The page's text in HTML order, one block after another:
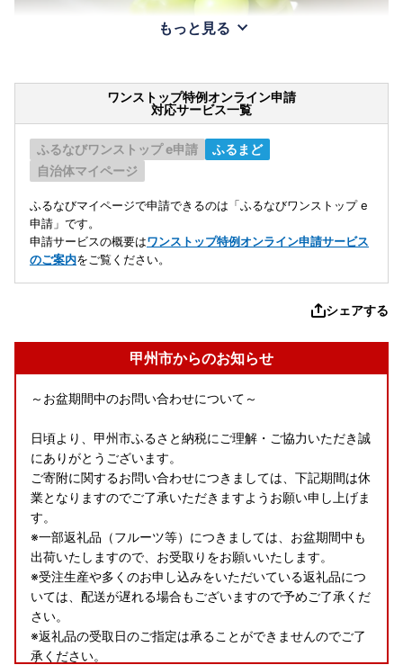
もっと見る
ワンストップ特例オンライン申請
対応サービス一覧
ふるなびワンストップ e申請
ふるまど
自治体マイページ
ふるなびマイページで申請できるのは「ふるなびワンストップ e
申請」です。
申請サービスの概要はワンストップ特例オンライン申請サービス
のご案内をご覧ください。
シェアする
甲州市からのお知らせ
～お盆期間中のお問い合わせについて～
日頃より、甲州市ふるさと納税にご理解・ご協力いただき誠
にありがとうございます。
ご寄附に関するお問い合わせにつきましては、下記期間は休
業となりますのでご了承いただきますようお願い申し上げま
す。
※一部返礼品（フルーツ等）につきましては、お盆期間中も
出荷いたしますので、お受取りをお願いいたします。
※受注生産や多くのお申し込みをいただいている返礼品につ
いては、配送が遅れる場合もございますので予めご了承くだ
さい。
※返礼品の受取日のご指定は承ることができませんのでご了
承ください。